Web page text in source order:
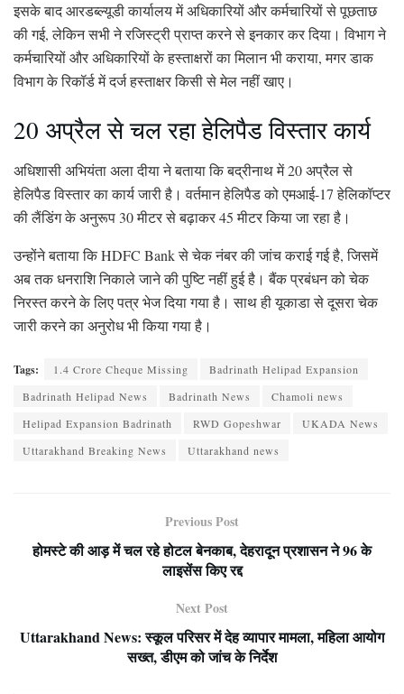
इसके बाद आरडब्ल्यूडी कार्यालय में अधिकारियों और कर्मचारियों से पूछताछ
की गई, लेकिन सभी ने रजिस्ट्री प्राप्त करने से इनकार कर दिया। विभाग ने
कर्मचारियों और अधिकारियों के हस्ताक्षरों का मिलान भी कराया, मगर डाक
विभाग के रिकॉर्ड में दर्ज हस्ताक्षर किसी से मेल नहीं खाए।
20 अप्रैल से चल रहा हेलिपैड विस्तार कार्य
अधिशासी अभियंता अला दीया ने बताया कि बद्रीनाथ में 20 अप्रैल से
हेलिपैड विस्तार का कार्य जारी है। वर्तमान हेलिपैड को एमआई-17 हेलिकॉप्टर
की लैंडिंग के अनुरूप 30 मीटर से बढ़ाकर 45 मीटर किया जा रहा है।
उन्होंने बताया कि HDFC Bank से चेक नंबर की जांच कराई गई है, जिसमें
अब तक धनराशि निकाले जाने की पुष्टि नहीं हुई है। बैंक प्रबंधन को चेक
निरस्त करने के लिए पत्र भेज दिया गया है। साथ ही यूकाडा से दूसरा चेक
जारी करने का अनुरोध भी किया गया है।
Tags: 1.4 Crore Cheque Missing
Badrinath Helipad Expansion
Badrinath Helipad News
Badrinath News
Chamoli news
Helipad Expansion Badrinath
RWD Gopeshwar
UKADA News
Uttarakhand Breaking News
Uttarakhand news
Previous Post
होमस्टे की आड़ में चल रहे होटल बेनकाब, देहरादून प्रशासन ने 96 के
लाइसेंस किए रद्द
Next Post
Uttarakhand News: स्कूल परिसर में देह व्यापार मामला, महिला आयोग
सख्त, डीएम को जांच के निर्देश